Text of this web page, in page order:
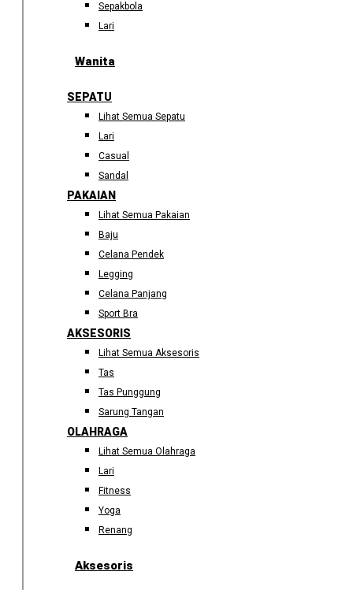
Sepakbola
Lari
Wanita
SEPATU
Lihat Semua Sepatu
Lari
Casual
Sandal
PAKAIAN
Lihat Semua Pakaian
Baju
Celana Pendek
Legging
Celana Panjang
Sport Bra
AKSESORIS
Lihat Semua Aksesoris
Tas
Tas Punggung
Sarung Tangan
OLAHRAGA
Lihat Semua Olahraga
Lari
Fitness
Yoga
Renang
Aksesoris